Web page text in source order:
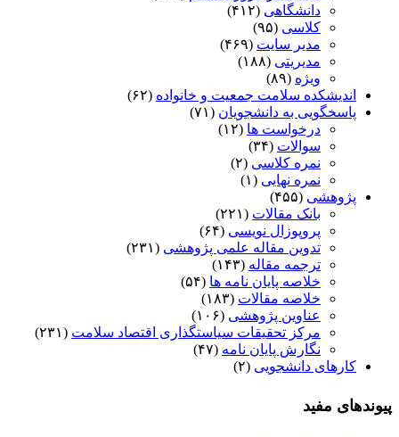
دانشگاهی (۴۱۲)
کلاسی (۹۵)
مدیر سایت (۴۶۹)
مدیریتی (۱۸۸)
ویژه (۸۹)
اندیشکده سلامت جمعیت و خانواده (۶۲)
پاسخگویی به دانشجویان (۷۱)
درخواست ها (۱۲)
سوالات (۳۴)
نمره کلاسی (۲)
نمره نهایی (۱)
پژوهشی (۴۵۵)
بانک مقالات (۲۲۱)
پروپوزال نویسی (۶۴)
تدوین مقاله علمی پژوهشی (۲۳۱)
ترجمه مقاله (۱۴۳)
خلاصه پایان نامه ها (۵۴)
خلاصه مقالات (۱۸۳)
عناوین پژوهشی (۱۰۶)
مرکز تحقیقات سیاستگذاری اقتصاد سلامت (۲۳۱)
نگارش پایان نامه (۴۷)
کارهای دانشجویی (۲)
پیوندهای مفید